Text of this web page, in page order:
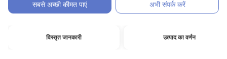
सबसे अच्छी कीमत पाएं अभी संपर्क करें
विस्तृत जानकारी उत्पाद का वर्णन